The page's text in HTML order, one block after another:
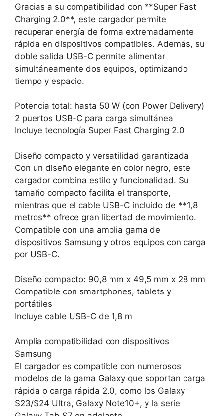
Gracias a su compatibilidad con **Super Fast
Charging 2.0**, este cargador permite
recuperar energía de forma extremadamente
rápida en dispositivos compatibles. Además, su
doble salida USB-C permite alimentar
simultáneamente dos equipos, optimizando
tiempo y espacio.
Potencia total: hasta 50 W (con Power Delivery)
2 puertos USB-C para carga simultánea
Incluye tecnología Super Fast Charging 2.0
Diseño compacto y versatilidad garantizada
Con un diseño elegante en color negro, este
cargador combina estilo y funcionalidad. Su
tamaño compacto facilita el transporte,
mientras que el cable USB-C incluido de **1,8
metros** ofrece gran libertad de movimiento.
Compatible con una amplia gama de
dispositivos Samsung y otros equipos con carga
por USB-C.
Diseño compacto: 90,8 mm x 49,5 mm x 28 mm
Compatible con smartphones, tablets y
portátiles
Incluye cable USB-C de 1,8 m
Amplia compatibilidad con dispositivos
Samsung
El cargador es compatible con numerosos
modelos de la gama Galaxy que soportan carga
rápida o carga rápida 2.0, como los Galaxy
S23/S24 Ultra, Galaxy Note10+, y la serie